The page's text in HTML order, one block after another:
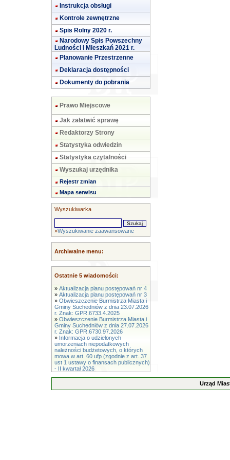
Instrukcja obsługi
Kontrole zewnętrzne
Spis Rolny 2020 r.
Narodowy Spis Powszechny
Ludności i Mieszkań 2021 r.
Planowanie Przestrzenne
Deklaracja dostępności
Dokumenty do pobrania
Prawo Miejscowe
Jak załatwić sprawę
Redaktorzy Strony
Statystyka odwiedzin
Statystyka czytalności
Wyszukaj urzędnika
Rejestr zmian
Mapa serwisu
Wyszukiwarka
»Wyszukiwanie zaawansowane
Archiwalne menu:
Ostatnie 5 wiadomości:
» Aktualizacja planu postępowań nr 4
» Aktualizacja planu postępowań nr 3
» Obwieszczenie Burmistrza Miasta i
Gminy Suchedniów z dnia 23.07.2026
r. Znak: GPR.6733.4.2025
» Obwieszczenie Burmistrza Miasta i
Gminy Suchedniów z dnia 27.07.2026
r. Znak: GPR.6730.97.2026
» Informacja o udzielonych
umorzeniach niepodatkowych
należności budżetowych, o których
mowa w art. 60 ufp (zgodnie z art. 37
ust 1 ustawy o finansach publicznych)
- II kwartał 2026
Urząd